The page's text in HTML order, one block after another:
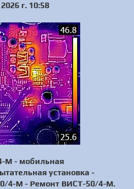
г. 10:58
М - мобильная
установка -
4-М - Ремонт ВИСТ-50/4-М.